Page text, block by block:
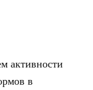
активности
в